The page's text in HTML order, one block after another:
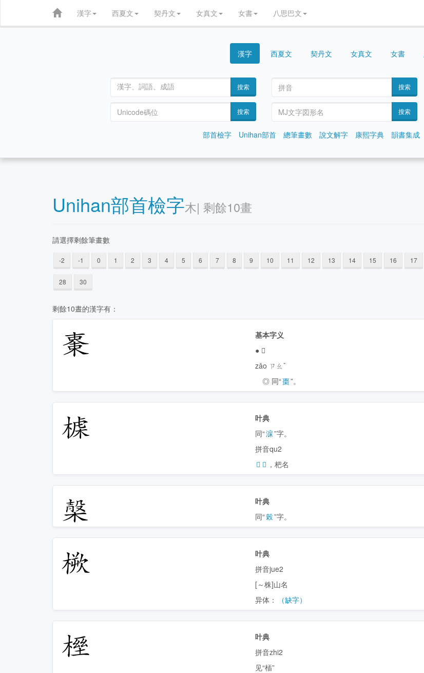
漢字 西夏文 契丹文 女真文 女書 八思巴文
漢字 西夏文 契丹文 女真文 女書
搜索 搜索
搜索 搜索
部首檢字 Unihan部首 總筆畫數 說文解字 康熙字典 韻書集成
Unihan部首檢字⽊| 剩餘10畫
請選擇剩餘筆畫數
-2 -1 0 1 2 3 4 5 6 7 8 9 10 11 12 13 14 15 16 17
28 30
剩餘10晝的漢字有：
𣕤
基本字义
● 𣕤
zǎo ㄗㄠˇ
◎ 同“棗”。
𣖪
叶典
同“淭”字。
拼音qu2
𣖪 𣖹 ，杷名
𣖫
叶典
同“榖”字。
𣖬
叶典
拼音jue2
[～株]山名
异体：
（缺字）
𣖭
叶典
拼音zhi2
见“㮑”